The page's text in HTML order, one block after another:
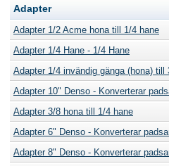
Adapter
Adapter 1/2 Acme hona till 1/4 hane
Adapter 1/4 Hane - 1/4 Hane
Adapter 1/4 invändig gänga (hona)
Adapter 10" Denso - Konverterar
Adapter 3/8 hona till 1/4 hane
Adapter 6" Denso - Konverterar
Adapter 8" Denso - Konverterar